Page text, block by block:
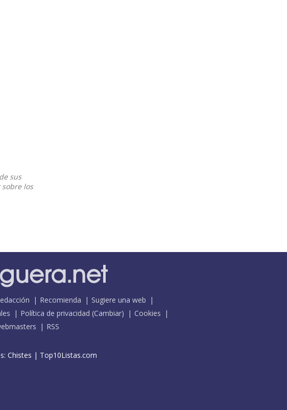
sus
los
Recomienda
Sugiere una web
Política de privacidad (Cambiar)
Cookies
RSS
Chistes | Top10Listas.com